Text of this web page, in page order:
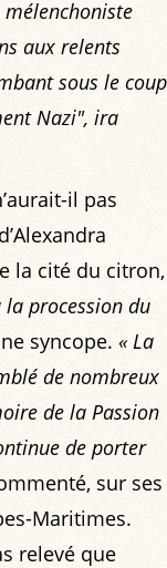
mélenchoniste
aux relents
sous le coup
Nazi", ira
il pas
la cité du citron,
la procession du
syncope. « La
de nombreux
de la Passion
de porter
sur ses
Maritimes.
relevé que